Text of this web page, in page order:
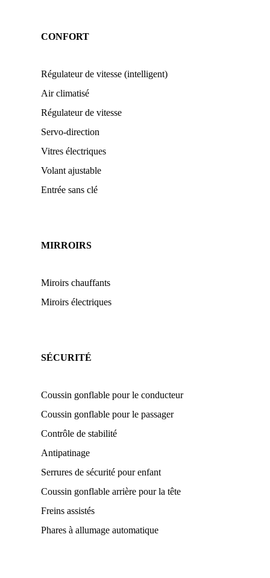
CONFORT
Régulateur de vitesse (intelligent)
Air climatisé
Régulateur de vitesse
Servo-direction
Vitres électriques
Volant ajustable
Entrée sans clé
MIRROIRS
Miroirs chauffants
Miroirs électriques
SÉCURITÉ
Coussin gonflable pour le conducteur
Coussin gonflable pour le passager
Contrôle de stabilité
Antipatinage
Serrures de sécurité pour enfant
Coussin gonflable arrière pour la tête
Freins assistés
Phares à allumage automatique